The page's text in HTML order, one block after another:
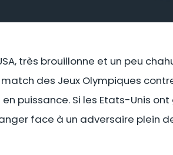
très brouillonne et un peu
des Jeux Olympiques
puissance. Si les Etats-Unis
face à un adversaire plein